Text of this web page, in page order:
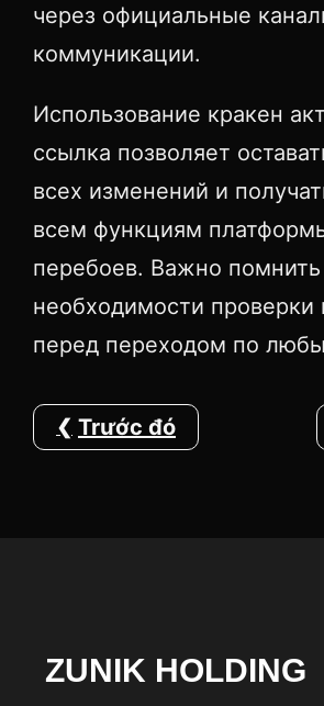
через официальные
коммуникации.
Использование кракен
ссылка позволяет
всех изменений и
всем функциям
перебоев. Важно
необходимости проверки
перед переходом по
Trước đó
ZUNIK HOLDING